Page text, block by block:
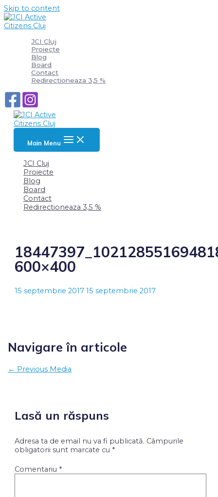
Skip to content
JCI Cluj
Proiecte
Blog
Board
Contact
Redirectioneaza 3,5 %
Main Menu
JCI Cluj
Proiecte
Blog
Board
Contact
Redirectioneaza 3,5 %
600×400
15 septembrie 2017 15 septembrie 2017
Navigare în articole
← Previous Media
Lasă un răspuns
Adresa ta de email nu va fi publicată. Câmpurile
obligatorii sunt marcate cu *
Comentariu *